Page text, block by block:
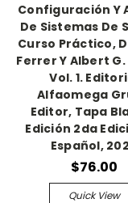
Configuración Y
De Sistemas De
Curso Práctico,
Ferrer Y Albert
Vol. 1.
Alfaomega
Editor, Tapa
Edición 2da
Español,
$76.00
Quick View